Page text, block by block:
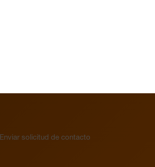
Enviar solicitud de contacto